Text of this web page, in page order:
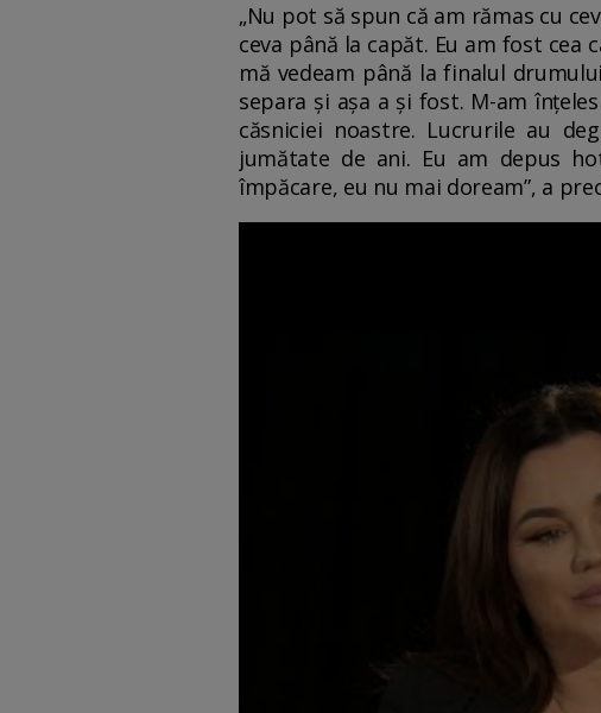
„Nu pot să spun că am rămas cu
ceva până la capăt. Eu am fost
mă vedeam până la finalul
separa și așa a și fost. M-am
căsniciei noastre. Lucrurile au
jumătate de ani. Eu am depus
împăcare, eu nu mai doream”, a